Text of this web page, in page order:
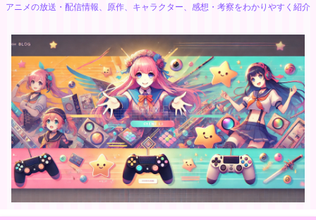
アニメの放送・配信情報、原作、キャラクター、感想・考察をわかりやすく紹介